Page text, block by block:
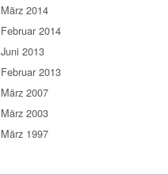
März 2014
Februar 2014
Juni 2013
Februar 2013
März 2007
März 2003
März 1997